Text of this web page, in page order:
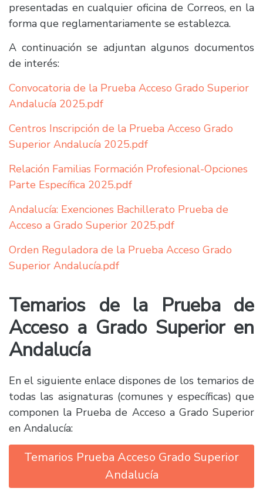
presentadas en cualquier oficina de Correos, en la
forma que reglamentariamente se establezca.
A continuación se adjuntan algunos documentos
de interés:
Convocatoria de la Prueba Acceso Grado Superior
Andalucía 2025.pdf
Centros Inscripción de la Prueba Acceso Grado
Superior Andalucía 2025.pdf
Relación Familias Formación Profesional-Opciones
Parte Específica 2025.pdf
Andalucía: Exenciones Bachillerato Prueba de
Acceso a Grado Superior 2025.pdf
Orden Reguladora de la Prueba Acceso Grado
Superior Andalucía.pdf
Temarios de la Prueba de
Acceso a Grado Superior en
Andalucía
En el siguiente enlace dispones de los temarios de
todas las asignaturas (comunes y específicas) que
componen la Prueba de Acceso a Grado Superior
en Andalucía:
Temarios Prueba Acceso Grado Superior
Andalucía